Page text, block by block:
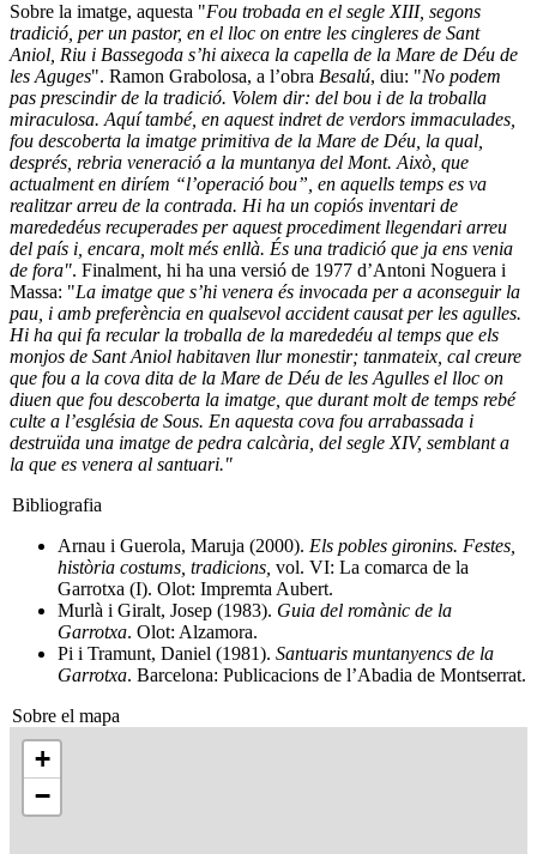
Sobre la imatge, aquesta "Fou trobada en el segle XIII, segons
tradició, per un pastor, en el lloc on entre les cingleres de Sant
Aniol, Riu i Bassegoda s’hi aixeca la capella de la Mare de Déu de
les Aguges". Ramon Grabolosa, a l’obra Besalú, diu: "No podem
pas prescindir de la tradició. Volem dir: del bou i de la troballa
miraculosa. Aquí també, en aquest indret de verdors immaculades,
fou descoberta la imatge primitiva de la Mare de Déu, la qual,
després, rebria veneració a la muntanya del Mont. Això, que
actualment en diríem “l’operació bou”, en aquells temps es va
realitzar arreu de la contrada. Hi ha un copiós inventari de
marededéus recuperades per aquest procediment llegendari arreu
del país i, encara, molt més enllà. És una tradició que ja ens venia
de fora". Finalment, hi ha una versió de 1977 d’Antoni Noguera i
Massa: "La imatge que s’hi venera és invocada per a aconseguir la
pau, i amb preferència en qualsevol accident causat per les agulles.
Hi ha qui fa recular la troballa de la marededéu al temps que els
monjos de Sant Aniol habitaven llur monestir; tanmateix, cal creure
que fou a la cova dita de la Mare de Déu de les Agulles el lloc on
diuen que fou descoberta la imatge, que durant molt de temps rebé
culte a l’església de Sous. En aquesta cova fou arrabassada i
destruïda una imatge de pedra calcària, del segle XIV, semblant a
la que es venera al santuari."
Bibliografia
Arnau i Guerola, Maruja (2000). Els pobles gironins. Festes,
història costums, tradicions, vol. VI: La comarca de la
Garrotxa (I). Olot: Impremta Aubert.
Murlà i Giralt, Josep (1983). Guia del romànic de la
Garrotxa. Olot: Alzamora.
Pi i Tramunt, Daniel (1981). Santuaris muntanyencs de la
Garrotxa. Barcelona: Publicacions de l’Abadia de Montserrat.
Sobre el mapa
+
−